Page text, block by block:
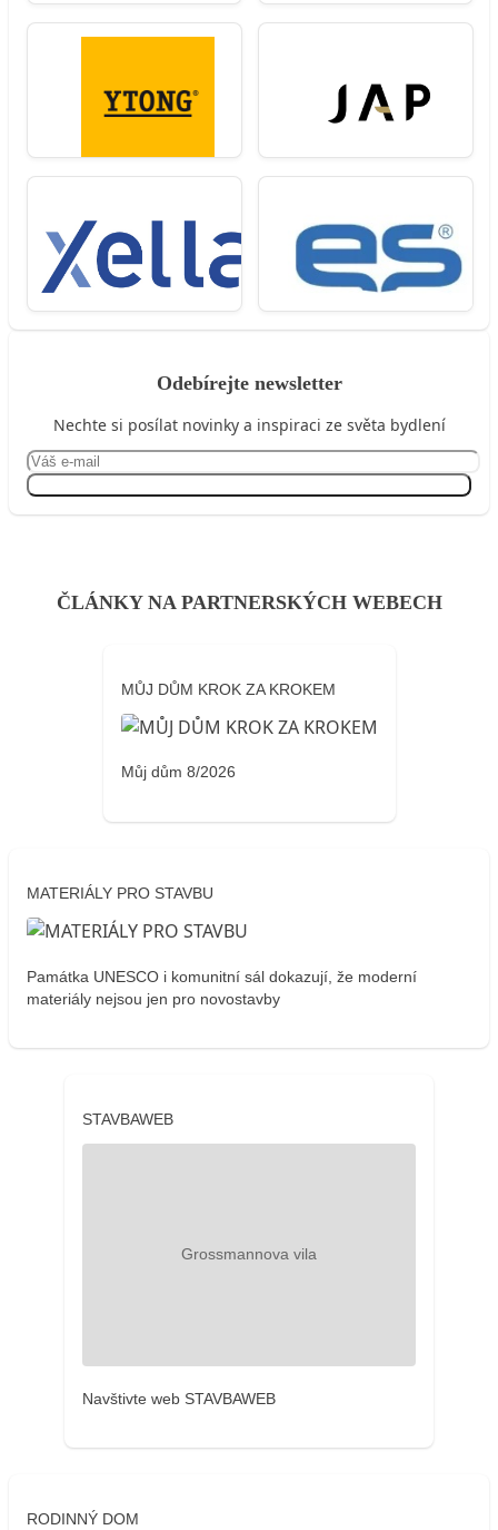
Odebírejte newsletter
Nechte si posílat novinky a inspiraci ze světa bydlení
ČLÁNKY NA PARTNERSKÝCH WEBECH
MŮJ DŮM KROK ZA KROKEM
Můj dům 8/2026
MATERIÁLY PRO STAVBU
Památka UNESCO i komunitní sál dokazují, že moderní
materiály nejsou jen pro novostavby
STAVBAWEB
Navštivte web STAVBAWEB
RODINNÝ DOM